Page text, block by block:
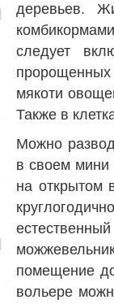
деревьев.
следует
пророщенных
мякоти
Также в
Можно
в своем мини
на открытом
помещение
вольере